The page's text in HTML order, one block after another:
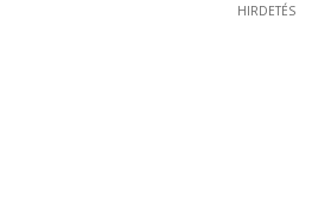
HIRDETÉS